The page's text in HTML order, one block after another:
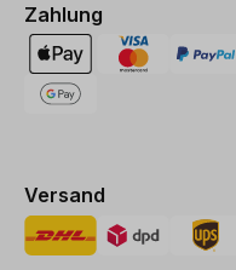
Zahlung
Versand